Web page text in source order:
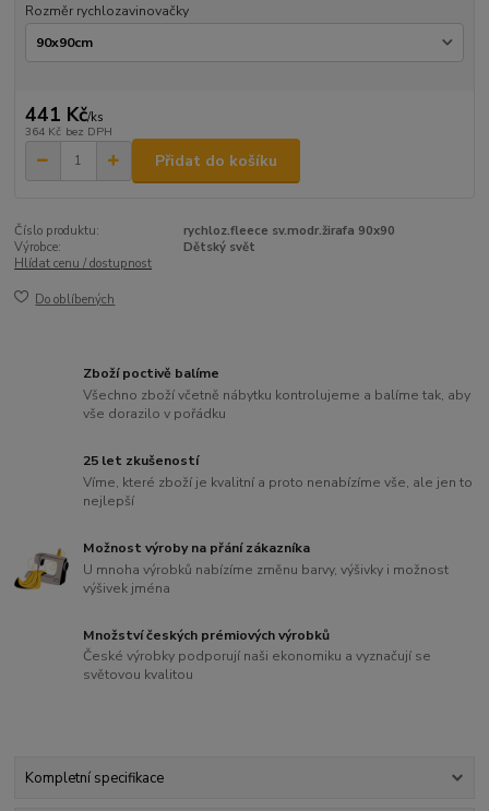
Rozměr rychlozavinovačky
441 Kč/ks
364 Kč bez DPH
Přidat do košíku
Číslo produktu:
rychloz.fleece sv.modr.žirafa 90x90
Výrobce:
Dětský svět
Hlídat cenu / dostupnost
Do oblíbených
Zboží poctivě balíme
Všechno zboží včetně nábytku kontrolujeme a balíme tak, aby
vše dorazilo v pořádku
25 let zkušeností
Víme, které zboží je kvalitní a proto nenabízíme vše, ale jen to
nejlepší
Možnost výroby na přání zákazníka
U mnoha výrobků nabízíme změnu barvy, výšivky i možnost
výšivek jména
Množství českých prémiových výrobků
České výrobky podporují naši ekonomiku a vyznačují se
světovou kvalitou
Kompletní specifikace